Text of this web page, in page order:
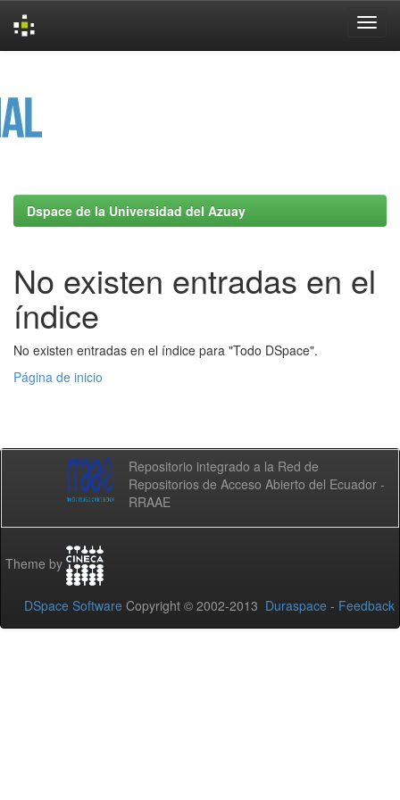
Dspace de la Universidad del Azuay
No existen entradas en el
índice
No existen entradas en el índice para "Todo DSpace".
Página de inicio
Repositorio integrado a la Red de
Repositorios de Acceso Abierto del Ecuador -
RRAAE
Theme by
DSpace Software Copyright © 2002-2013 Duraspace - Feedback